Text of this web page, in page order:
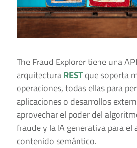
The Fraud Explorer tiene una
arquitecturaRESTque soporta
operaciones, todas ellas para
aplicaciones o desarrollos
aprovechar el poder del
fraude y la IA generativa para el
contenido semántico.